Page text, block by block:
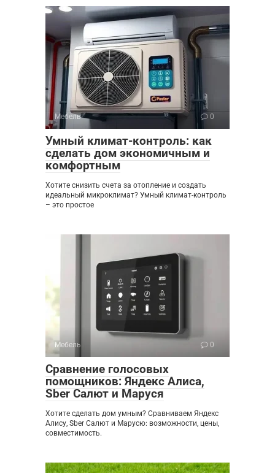
Мебель 0
Умный климат-контроль: как
сделать дом экономичным и
комфортным
Хотите снизить счета за отопление и создать
идеальный микроклимат? Умный климат-контроль
– это простое
Мебель 0
Сравнение голосовых
помощников: Яндекс Алиса,
Sber Салют и Маруся
Хотите сделать дом умным? Сравниваем Яндекс
Алису, Sber Салют и Марусю: возможности, цены,
совместимость.